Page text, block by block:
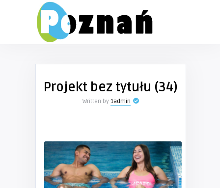
Projekt bez tytułu (34)
Written by 1admin